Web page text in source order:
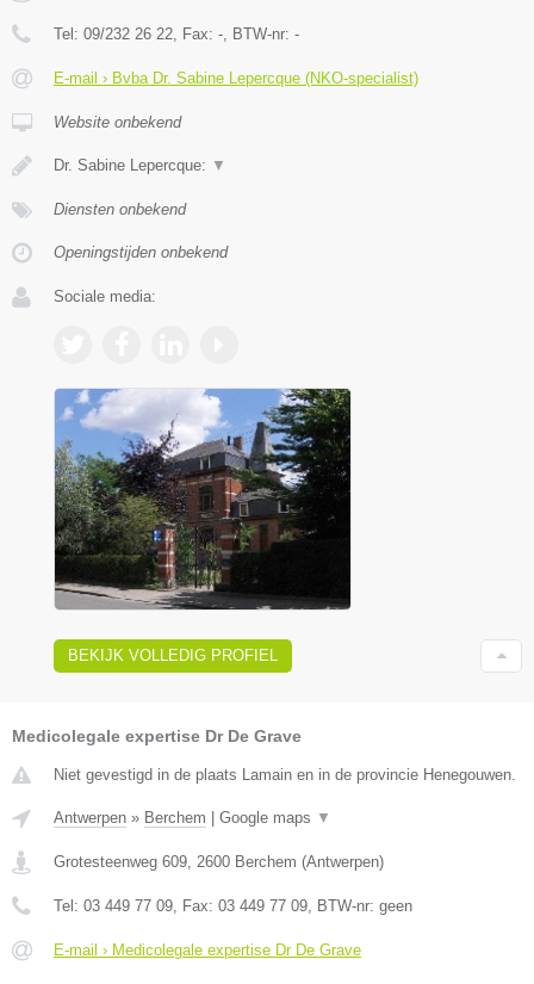
Tel: 09/232 26 22 , Fax: - , BTW-nr: -
E-mail › Bvba Dr. Sabine Lepercque (NKO-specialist)
Website onbekend
Dr. Sabine Lepercque: ▼
Diensten onbekend
Openingstijden onbekend
Sociale media:
BEKIJK VOLLEDIG PROFIEL
Medicolegale expertise Dr De Grave
Niet gevestigd in de plaats Lamain en in de provincie Henegouwen.
Antwerpen » Berchem Google maps ▼
Grotesteenweg 609, 2600 Berchem (Antwerpen)
Tel: 03 449 77 09, Fax: 03 449 77 09, BTW-nr: geen
E-mail › Medicolegale expertise Dr De Grave